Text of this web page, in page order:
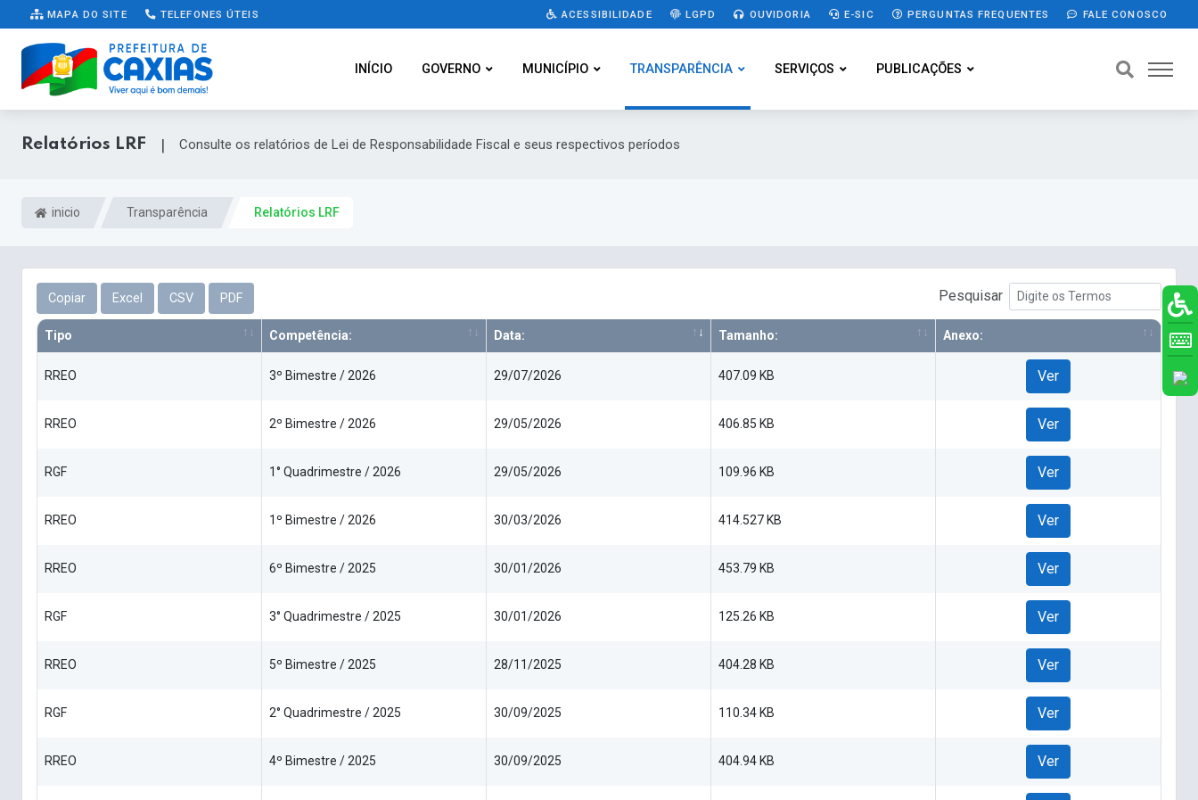
MAPA DO SITE TELEFONES ÚTEIS ACESSIBILIDADE LGPD OUVIDORIA E-SIC PERGUNTAS FREQUENTES FALE CONOSCO
INÍCIO GOVERNO MUNICÍPIO TRANSPARÊNCIA SERVIÇOS PUBLICAÇÕES
Relatórios LRF | Consulte os relatórios de Lei de Responsabilidade Fiscal e seus respectivos períodos
inicio Transparência Relatórios LRF
Copiar Excel CSV PDF Pesquisar
Tipo Competência: Data: Tamanho: Anexo:
RREO 3º Bimestre / 2026 29/07/2026 407.09 KB Ver
RREO 2º Bimestre / 2026 29/05/2026 406.85 KB Ver
RGF 1° Quadrimestre / 2026 29/05/2026 109.96 KB Ver
RREO 1º Bimestre / 2026 30/03/2026 414.527 KB Ver
RREO 6º Bimestre / 2025 30/01/2026 453.79 KB Ver
RGF 3° Quadrimestre / 2025 30/01/2026 125.26 KB Ver
RREO 5º Bimestre / 2025 28/11/2025 404.28 KB Ver
RGF 2° Quadrimestre / 2025 30/09/2025 110.34 KB Ver
RREO 4º Bimestre / 2025 30/09/2025 404.94 KB Ver